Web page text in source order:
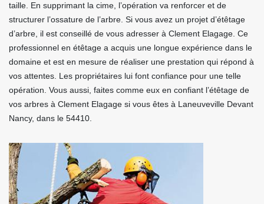
taille. En supprimant la cime, l’opération va renforcer et de
structurer l’ossature de l’arbre. Si vous avez un projet d’étêtage
d’arbre, il est conseillé de vous adresser à Clement Elagage. Ce
professionnel en étêtage a acquis une longue expérience dans le
domaine et est en mesure de réaliser une prestation qui répond à
vos attentes. Les propriétaires lui font confiance pour une telle
opération. Vous aussi, faites comme eux en confiant l’étêtage de
vos arbres à Clement Elagage si vous êtes à Laneuveville Devant
Nancy, dans le 54410.